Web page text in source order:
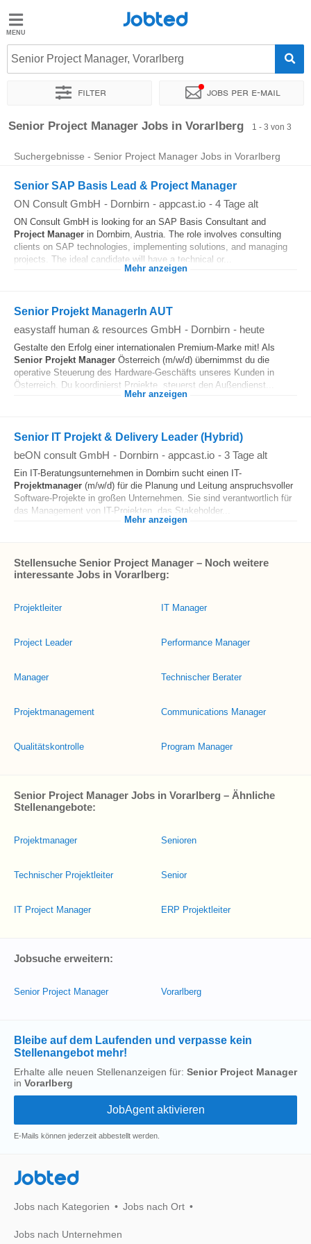
Jobted
Jobs
Jobted
Senior Project Manager, Vorarlberg
Filter Jobs per e-mail
Sortieren nach Personaldienstleister
Senior Project Manager Jobs in Vorarlberg 1 - 3 von 3
Suchergebnisse - Senior Project Manager Jobs in Vorarlberg
Senior SAP Basis Lead & Project Manager
ON Consult GmbH - Dornbirn - appcast.io - 4 Tage alt
ON Consult GmbH is looking for an SAP Basis Consultant and
Project Manager in Dornbirn, Austria. The role involves consulting
clients on SAP technologies, implementing solutions, and managing
projects. The ideal candidate will have a technical or...
Mehr anzeigen
Senior Projekt ManagerIn AUT
easystaff human & resources GmbH - Dornbirn - heute
Gestalte den Erfolg einer internationalen Premium-Marke mit! Als
Senior Projekt Manager Österreich (m/w/d) übernimmst du die
operative Steuerung des Hardware-Geschäfts unseres Kunden in
Österreich. Du koordinierst Projekte, steuerst den Außendienst...
Mehr anzeigen
Senior IT Projekt & Delivery Leader (Hybrid)
beON consult GmbH - Dornbirn - appcast.io - 3 Tage alt
Ein IT-Beratungsunternehmen in Dornbirn sucht einen IT-
Projektmanager (m/w/d) für die Planung und Leitung anspruchsvoller
Software-Projekte in großen Unternehmen. Sie sind verantwortlich für
das Management von IT-Projekten, das Stakeholder...
Mehr anzeigen
Stellensuche Senior Project Manager – Noch weitere
interessante Jobs in Vorarlberg:
Projektleiter
Project Leader
Manager
Projektmanagement
Qualitätskontrolle
IT Manager
Performance Manager
Technischer Berater
Communications Manager
Program Manager
Senior Project Manager Jobs in Vorarlberg – Ähnliche
Stellenangebote:
Projektmanager
Technischer Projektleiter
IT Project Manager
Senioren
Senior
ERP Projektleiter
Jobsuche erweitern:
Senior Project Manager Vorarlberg
Bleibe auf dem Laufenden und verpasse kein
Stellenangebot mehr!
Erhalte alle neuen Stellenanzeigen für: Senior Project Manager
in Vorarlberg
E-Mails können jederzeit abbestellt werden.
Jobted
Jobs nach Kategorien Jobs nach Ort
Jobs nach Unternehmen